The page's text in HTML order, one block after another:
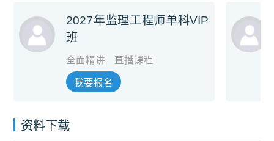
2027年监理工程师单科VIP
班
全面精讲 直播课程
我要报名
资料下载